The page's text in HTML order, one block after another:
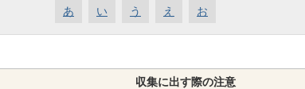
あ い う え お
収集に出す際の注意